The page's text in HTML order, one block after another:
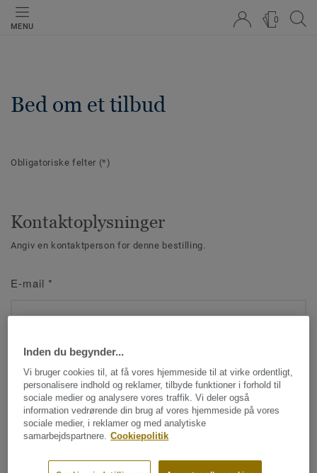
MENU
0
Bed om et tilbud
Obligatoriske felter (*)
Kontaktoplysninger
Angiv en kontaktperson for denne bestilling.
E-mail *
Navn*
Efternavn*
Inden du begynder...
Vi bruger cookies til, at få vores hjemmeside til at virke ordentligt,
personalisere indhold og reklamer, tilbyde funktioner i forhold til
sociale medier og analysere vores traffik. Vi deler også
information vedrørende din brug af vores hjemmeside på vores
sociale medier, i reklamer og med analytiske
samarbejdspartnere. Cookiepolitik